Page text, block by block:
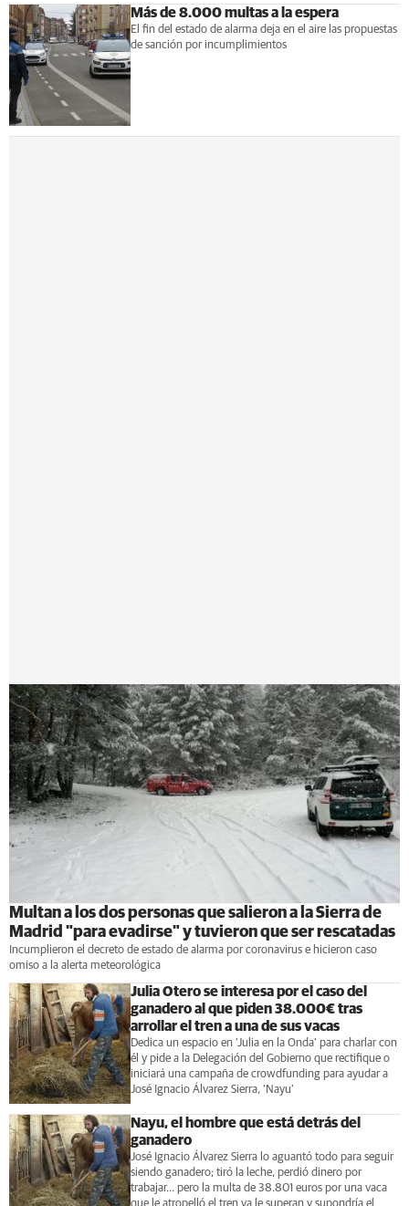
Más de 8.000 multas a la espera
El fin del estado de alarma deja en el aire las propuestas
de sanción por incumplimientos
Multan a los dos personas que salieron a la Sierra de
Madrid "para evadirse" y tuvieron que ser rescatadas
Incumplieron el decreto de estado de alarma por coronavirus e hicieron caso
omiso a la alerta meteorológica
Julia Otero se interesa por el caso del
ganadero al que piden 38.000€ tras
arrollar el tren a una de sus vacas
Dedica un espacio en ‘Julia en la Onda’ para charlar con
él y pide a la Delegación del Gobierno que rectifique o
iniciará una campaña de crowdfunding para ayudar a
José Ignacio Álvarez Sierra, ‘Nayu’
Nayu, el hombre que está detrás del
ganadero
José Ignacio Álvarez Sierra lo aguantó todo para seguir
siendo ganadero; tiró la leche, perdió dinero por
trabajar... pero la multa de 38.801 euros por una vaca